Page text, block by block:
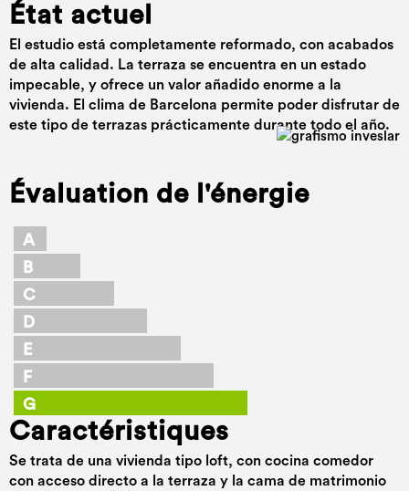
État actuel
El estudio está completamente reformado, con acabados
de alta calidad. La terraza se encuentra en un estado
impecable, y ofrece un valor añadido enorme a la
vivienda. El clima de Barcelona permite poder disfrutar de
este tipo de terrazas prácticamente durante todo el año.
Évaluation de l'énergie
A
B
C
D
E
F
G
Caractéristiques
Se trata de una vivienda tipo loft, con cocina comedor
con acceso directo a la terraza y la cama de matrimonio